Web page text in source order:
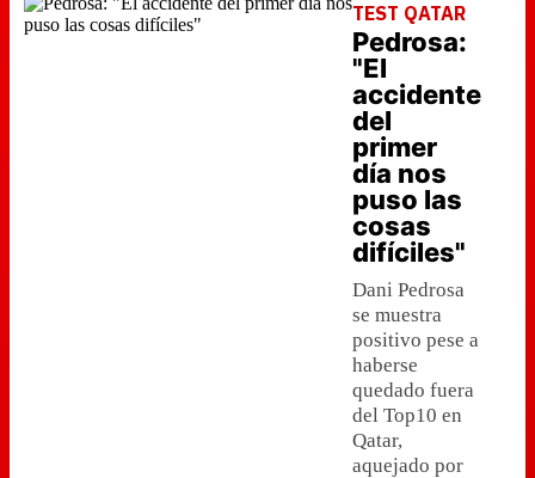
TEST QATAR
Pedrosa:
"El
accidente
del
primer
día nos
puso las
cosas
difíciles"
Dani Pedrosa
se muestra
positivo pese a
haberse
quedado fuera
del Top10 en
Qatar,
aquejado por